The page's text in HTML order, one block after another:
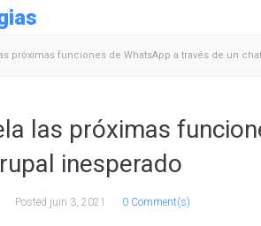
próximas funciones de WhatsApp a través de un
las próximas
inesperado
Posted juin 3, 2021 0 Comment(s)